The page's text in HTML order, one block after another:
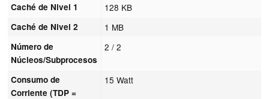
Caché de Nivel 1 128 KB
Caché de Nivel 2 1 MB
Número de
Núcleos/Subprocesos
2 / 2
Consumo de
Corriente (TDP =
15 Watt